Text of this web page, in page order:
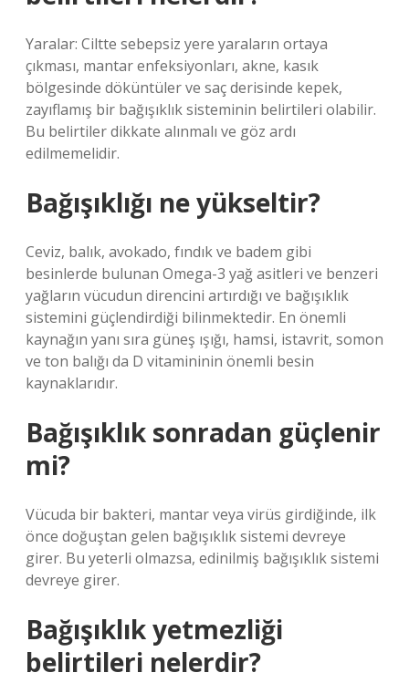
Yaralar: Ciltte sebepsiz yere yaraların ortaya
çıkması, mantar enfeksiyonları, akne, kasık
bölgesinde döküntüler ve saç derisinde kepek,
zayıflamış bir bağışıklık sisteminin belirtileri olabilir.
Bu belirtiler dikkate alınmalı ve göz ardı
edilmemelidir.
Bağışıklığı ne yükseltir?
Ceviz, balık, avokado, fındık ve badem gibi
besinlerde bulunan Omega-3 yağ asitleri ve benzeri
yağların vücudun direncini artırdığı ve bağışıklık
sistemini güçlendirdiği bilinmektedir. En önemli
kaynağın yanı sıra güneş ışığı, hamsi, istavrit, somon
ve ton balığı da D vitamininin önemli besin
kaynaklarıdır.
Bağışıklık sonradan güçlenir
mi?
Vücuda bir bakteri, mantar veya virüs girdiğinde, ilk
önce doğuştan gelen bağışıklık sistemi devreye
girer. Bu yeterli olmazsa, edinilmiş bağışıklık sistemi
devreye girer.
Bağışıklık yetmezliği
belirtileri nelerdir?